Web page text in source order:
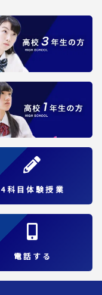
4科目体験授業
電話する